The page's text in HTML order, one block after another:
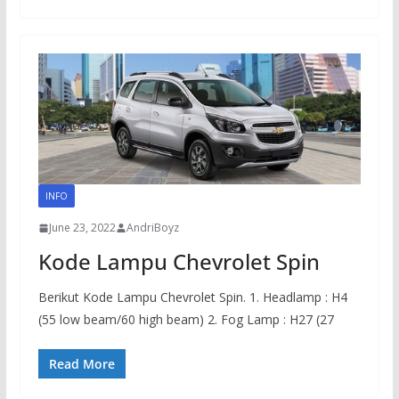
INFO
June 23, 2022 AndriBoyz
Kode Lampu Chevrolet Spin
Berikut Kode Lampu Chevrolet Spin. 1. Headlamp : H4
(55 low beam/60 high beam) 2. Fog Lamp : H27 (27
Read More